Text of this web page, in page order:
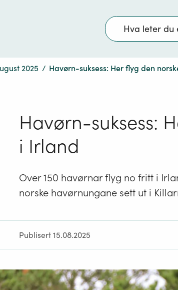
Søk
2025 / Havørn-suksess: Her flyg den
Havørn-suksess:
i Irland
Over 150 havørnar flyg no fritt i
norske havørnungane sett ut i
Publisert 15.08.2025